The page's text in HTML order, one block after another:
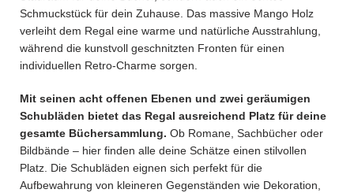
Schmuckstück für dein Zuhause. Das massive Mango Holz
verleiht dem Regal eine warme und natürliche Ausstrahlung,
während die kunstvoll geschnitzten Fronten für einen
individuellen Retro-Charme sorgen.
Mit seinen acht offenen Ebenen und zwei geräumigen
Schubläden bietet das Regal ausreichend Platz für deine
gesamte Büchersammlung. Ob Romane, Sachbücher oder
Bildbände – hier finden alle deine Schätze einen stilvollen
Platz. Die Schubläden eignen sich perfekt für die
Aufbewahrung von kleineren Gegenständen wie Dekoration,